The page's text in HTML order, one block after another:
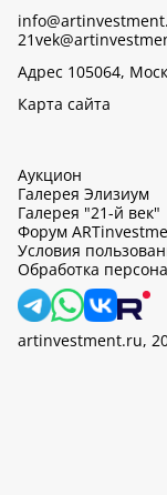
Адрес 105064,
Карта сайта
Аукцион
Галерея Элизиум
Галерея "21-й век"
Форум
Условия
Обработка
artinvestment.ru,